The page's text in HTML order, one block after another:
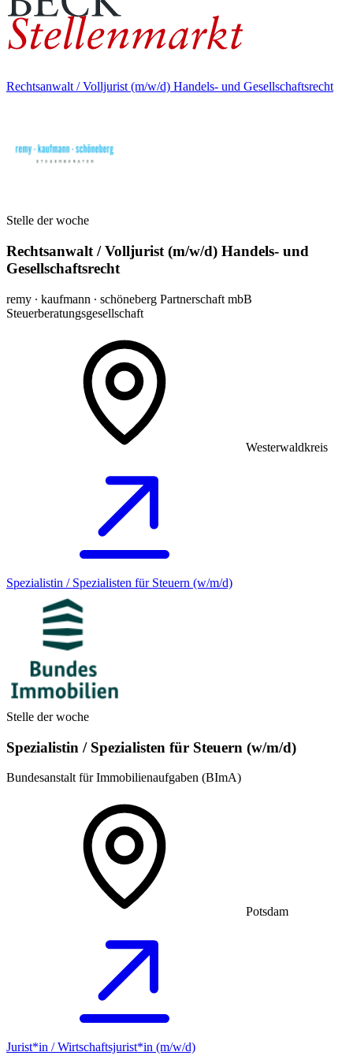
Rechtsanwalt / Volljurist (m/w/d) Handels- und Gesellschaftsrecht
Stelle der woche
Rechtsanwalt / Volljurist (m/w/d) Handels- und
Gesellschaftsrecht
remy ∙ kaufmann ∙ schöneberg Partnerschaft mbB
Steuerberatungsgesellschaft
Westerwaldkreis
Spezialistin / Spezialisten für Steuern (w/m/d)
Stelle der woche
Spezialistin / Spezialisten für Steuern (w/m/d)
Bundesanstalt für Immobilienaufgaben (BImA)
Potsdam
Jurist*in / Wirtschafts­jurist*in (m/w/d)